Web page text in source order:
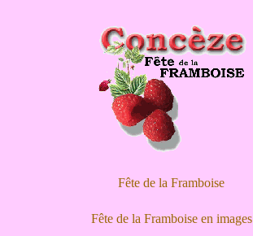
Fête de la Framboise
Fête de la Framboise en images